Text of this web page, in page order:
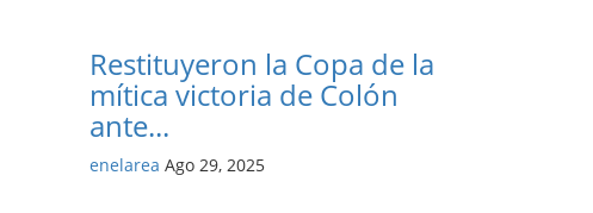
Restituyeron la Copa de la
mítica victoria de Colón
ante...
enelarea Ago 29, 2025